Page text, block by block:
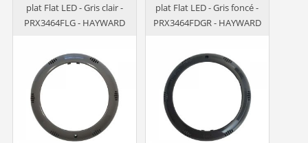
plat Flat LED - Gris clair -
PRX3464FLG - HAYWARD
plat Flat LED - Gris foncé -
PRX3464FDGR - HAYWARD